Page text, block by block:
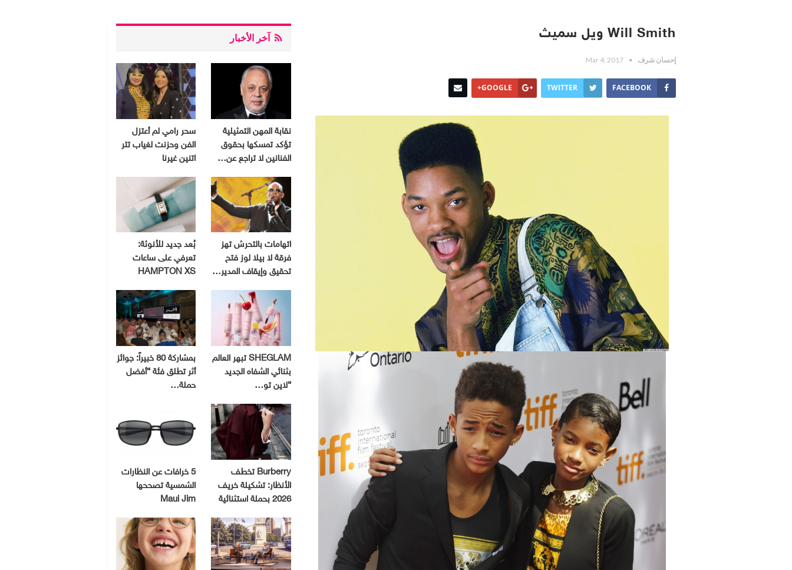
Will Smith ويل سميث
إحسان شرف Mar 4, 2017
FACEBOOK
TWITTER
GOOGLE+
آخر الأخبار
نقابة المهن التمثيلية
تؤكد تمسكها بحقوق
الفنانين لا تراجع عن…
سحر رامي لم أعتزل
الفن وحزنت لغياب تتر
اتنين غيرنا
اتهامات بالتحرش تهز
فرقة لا بيلا لوز فتح
تحقيق وإيقاف المدير…
بُعد جديد للأنوثة:
تعرفي على ساعات
HAMPTON XS
SHEGLAM تبهر العالم
بثنائي الشفاه الجديد
“لاين تو…
بمشاركة 80 خبيراً: جوائز
أثر تطلق فئة “أفضل
حملة…
Burberry تخطف
الأنظار: تشكيلة خريف
2026 بحملة استثنائية
5 خرافات عن النظارات
الشمسية تصححها
Maui Jim